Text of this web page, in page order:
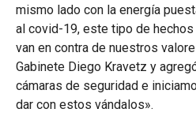
mismo lado con la energía
al covid-19, este tipo de
van en contra de nuestros
Gabinete Diego Kravetz y
cámaras de seguridad e
dar con estos vándalos».